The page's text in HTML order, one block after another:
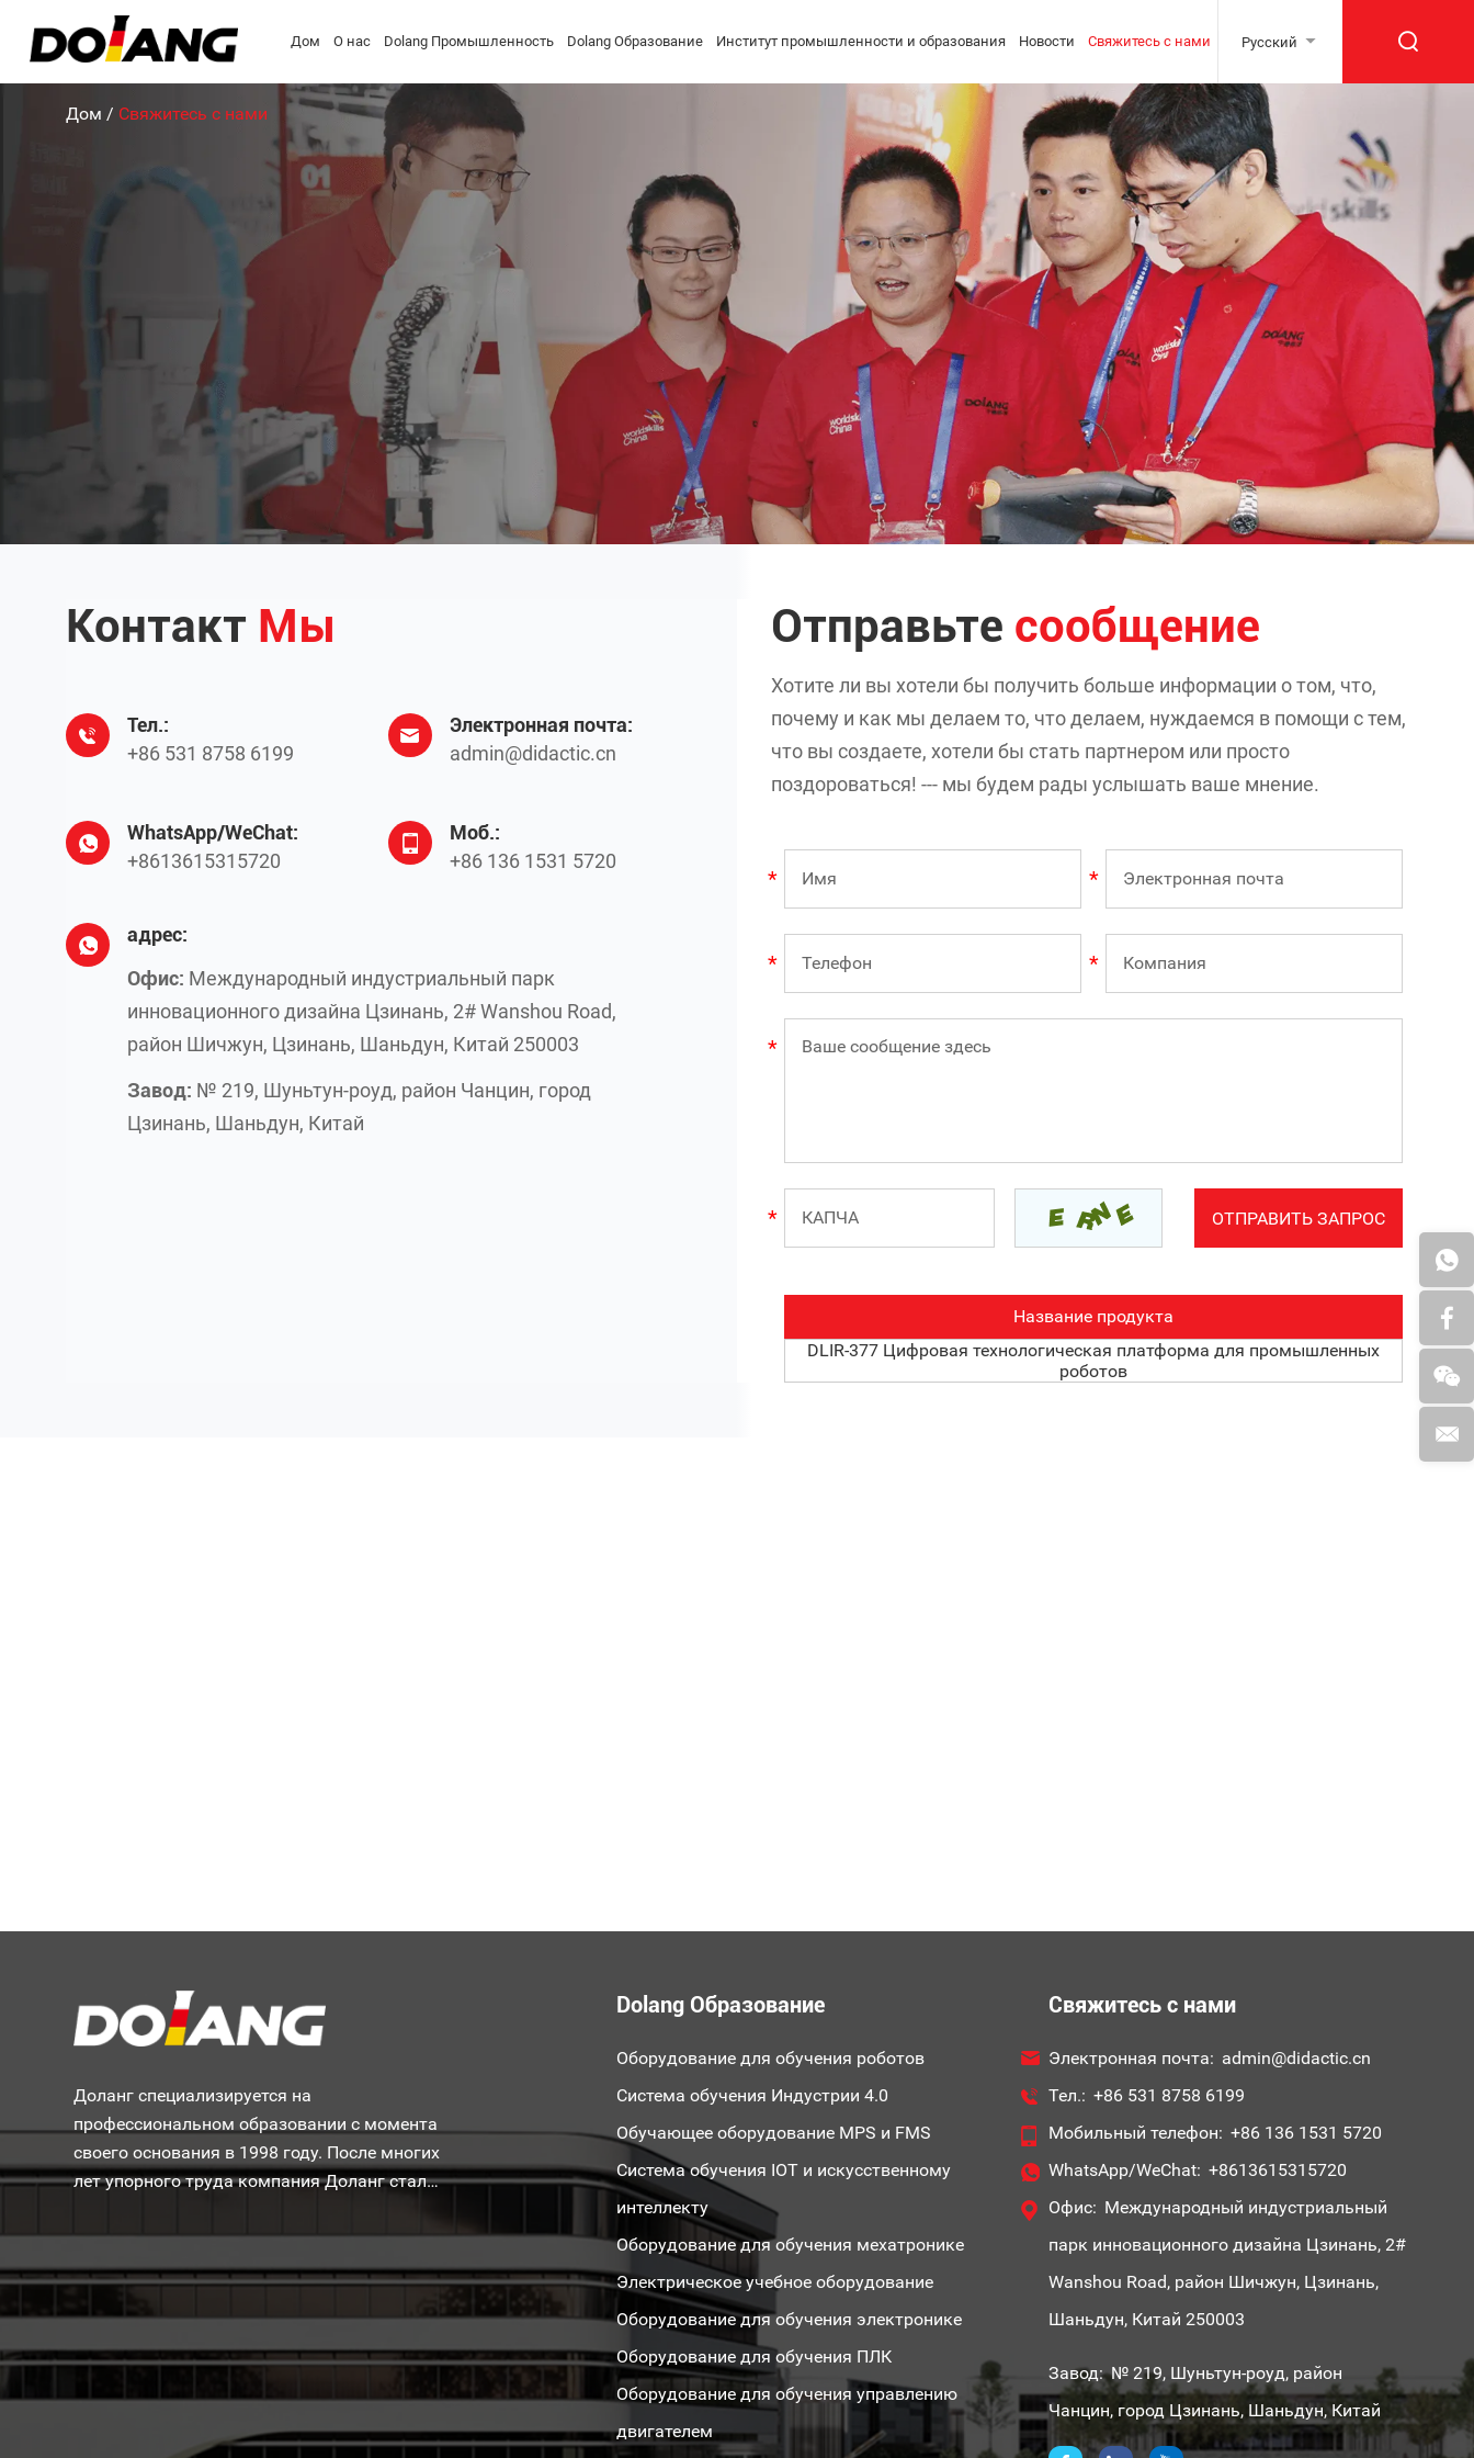
Дом О нас Dolang Промышленность Dolang Образование Институт промышленности и образования Новости Свяжитесь с нами Русский
Дом / Свяжитесь с нами
Контакт Мы
Тел.:
+86 531 8758 6199
Электронная почта:
admin@didactic.cn
WhatsApp/WeChat:
+8613615315720
Моб.:
+86 136 1531 5720
адрес:
Офис: Международный индустриальный парк
инновационного дизайна Цзинань, 2# Wanshou Road,
район Шичжун, Цзинань, Шаньдун, Китай 250003
Завод: № 219, Шуньтун-роуд, район Чанцин, город
Цзинань, Шаньдун, Китай
Отправьте сообщение
Хотите ли вы хотели бы получить больше информации о том, что,
почему и как мы делаем то, что делаем, нуждаемся в помощи с тем,
что вы создаете, хотели бы стать партнером или просто
поздороваться! --- мы будем рады услышать ваше мнение.
Название продукта
DLIR-377 Цифровая технологическая платформа для промышленных
роботов
Доланг специализируется на
профессиональном образовании с момента
своего основания в 1998 году. После многих
лет упорного труда компания Доланг стала
производителей учебного оборудования.
Dolang Образование
Оборудование для обучения роботов
Система обучения Индустрии 4.0
Обучающее оборудование MPS и FMS
Система обучения IOT и искусственному
интеллекту
Оборудование для обучения мехатронике
Электрическое учебное оборудование
Оборудование для обучения электронике
Оборудование для обучения ПЛК
Оборудование для обучения управлению
двигателем
Свяжитесь с нами
Электронная почта: admin@didactic.cn
Тел.: +86 531 8758 6199
Мобильный телефон: +86 136 1531 5720
WhatsApp/WeChat: +8613615315720
Офис: Международный индустриальный
парк инновационного дизайна Цзинань, 2#
Wanshou Road, район Шичжун, Цзинань,
Шаньдун, Китай 250003
Завод: № 219, Шуньтун-роуд, район
Чанцин, город Цзинань, Шаньдун, Китай